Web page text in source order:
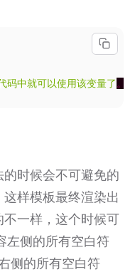
码中就可以使用该变量了 。
时候会不可避免的
样模板最终渲染出
一样，这个时候可
左侧的所有空白符
侧的所有空白符